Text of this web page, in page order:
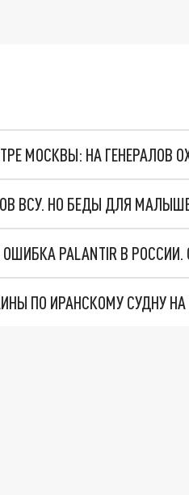
МОСКВЫ: НА ГЕНЕРАЛОВ
ВСУ. НО БЕДЫ ДЛЯ
ПО ИРАНСКОМУ СУДНУ